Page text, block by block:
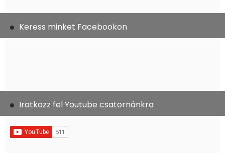
Keress minket Facebookon
Iratkozz fel Youtube csatornánkra